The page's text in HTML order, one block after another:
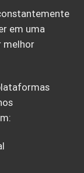
em uma
melhor